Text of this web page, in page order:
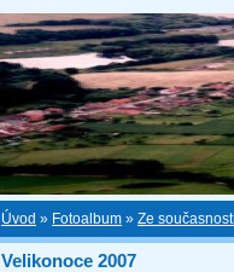
Úvod » Fotoalbum » Ze
Velikonoce 2007